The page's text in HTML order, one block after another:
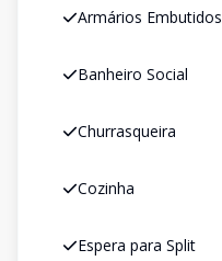
Armários Embutidos
Banheiro Social
Churrasqueira
Cozinha
Espera para Split